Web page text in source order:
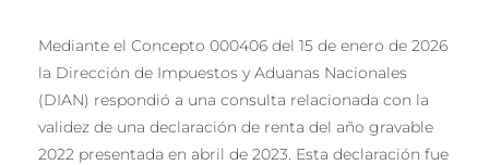
Mediante el Concepto 000406 del 15 de enero de 2026
la Dirección de Impuestos y Aduanas Nacionales
(DIAN) respondió a una consulta relacionada con la
validez de una declaración de renta del año gravable
2022 presentada en abril de 2023. Esta declaración fue